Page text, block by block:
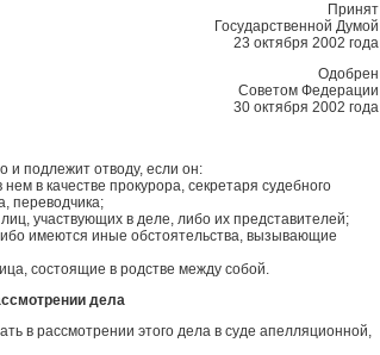
Принят
Государственной Думой
23 октября 2002 года
Одобрен
Советом Федерации
30 октября 2002 года
и подлежит отводу, если он:
в качестве прокурора, секретаря судебного
переводчика;
участвующих в деле, либо их представителей;
имеются иные обстоятельства, вызывающие
состоящие в родстве между собой.
дела
в рассмотрении этого дела в суде апелляционной,